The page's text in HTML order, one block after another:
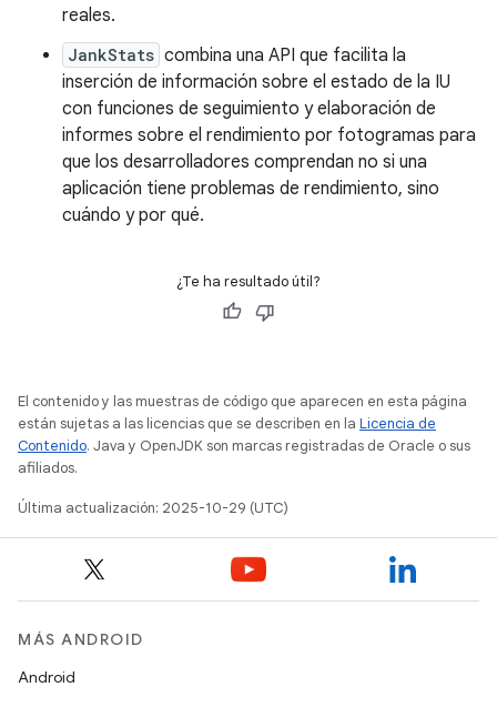
reales.
JankStats combina una API que facilita la
inserción de información sobre el estado de la IU
con funciones de seguimiento y elaboración de
informes sobre el rendimiento por fotogramas para
que los desarrolladores comprendan no si una
aplicación tiene problemas de rendimiento, sino
cuándo y por qué.
¿Te ha resultado útil?
El contenido y las muestras de código que aparecen en esta página
están sujetas a las licencias que se describen en la Licencia de
Contenido. Java y OpenJDK son marcas registradas de Oracle o sus
afiliados.
Última actualización: 2025-10-29 (UTC)
MÁS ANDROID
Android